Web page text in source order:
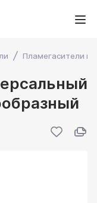
Пламегасители